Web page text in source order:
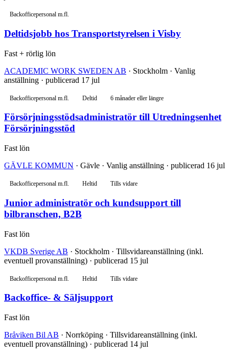
Backofficepersonal m.fl.
Deltidsjobb hos Transportstyrelsen i Visby
Fast + rörlig lön
ACADEMIC WORK SWEDEN AB · Stockholm · Vanlig
anställning · publicerad 17 jul
Backofficepersonal m.fl. Deltid 6 månader eller längre
Försörjningsstödsadministratör till Utredningsenhet
Försörjningsstöd
Fast lön
GÄVLE KOMMUN · Gävle · Vanlig anställning · publicerad 16 jul
Backofficepersonal m.fl. Heltid Tills vidare
Junior administratör och kundsupport till
bilbranschen, B2B
Fast lön
VKDB Sverige AB · Stockholm · Tillsvidareanställning (inkl.
eventuell provanställning) · publicerad 15 jul
Backofficepersonal m.fl. Heltid Tills vidare
Backoffice- & Säljsupport
Fast lön
Bråviken Bil AB · Norrköping · Tillsvidareanställning (inkl.
eventuell provanställning) · publicerad 14 jul